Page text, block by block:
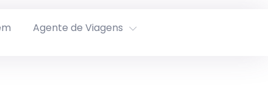
Agente de Viagens